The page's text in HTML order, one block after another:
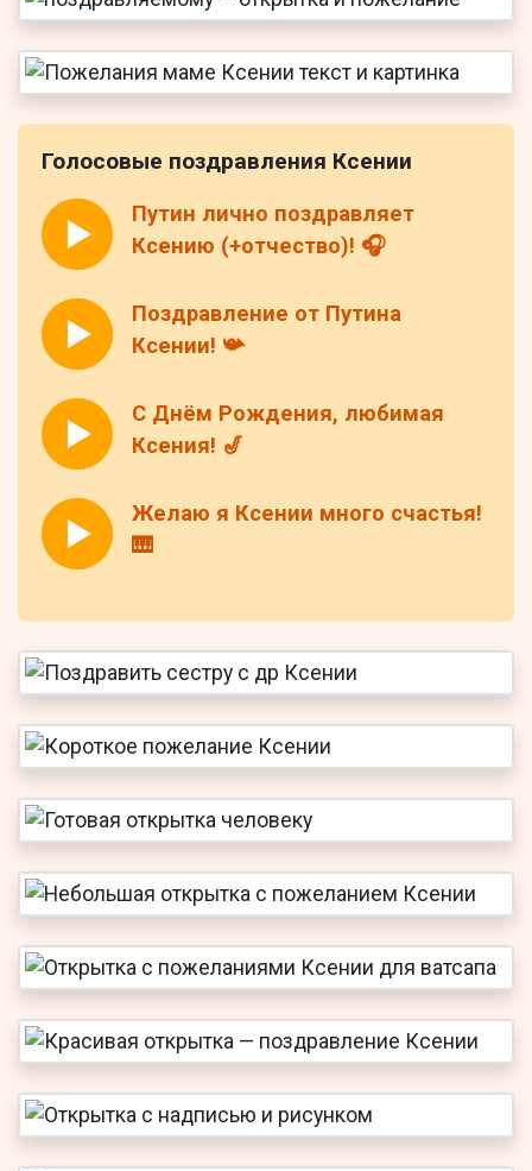
Голосовые поздравления Ксении
Путин лично поздравляет
Ксению (+отчество)! 🎧
Поздравление от Путина
Ксении! 📯
С Днём Рождения, любимая
Ксения! 🎷
Желаю я Ксении много счастья!
🎹